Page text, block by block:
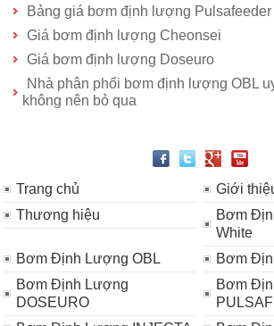
Bảng giá bơm định lượng Pulsafeeder
Giá bơm định lượng Cheonsei
Giá bơm định lượng Doseuro
Nhà phân phối bơm định lượng OBL
không nên bỏ qua
Trang chủ
Giới
Thương hiệu
Bơm
White
Bơm Định Lượng OBL
Bơm
Bơm Định Lượng
DOSEURO
Bơm